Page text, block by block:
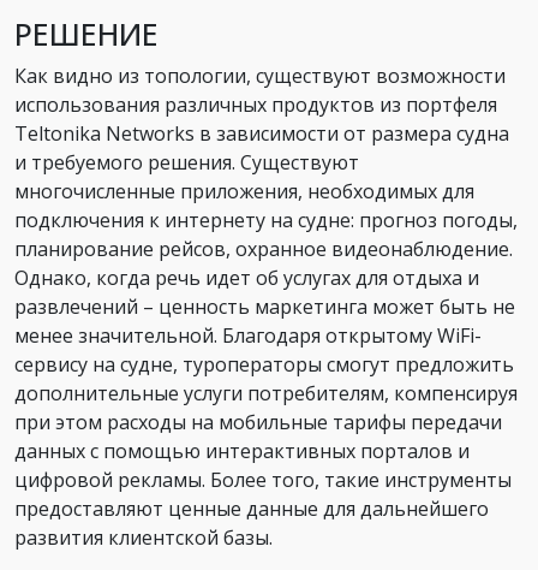
РЕШЕНИЕ
Как видно из топологии, существуют возможности
использования различных продуктов из портфеля
Teltonika Networks в зависимости от размера судна
и требуемого решения. Существуют
многочисленные приложения, необходимых для
подключения к интернету на судне: прогноз погоды,
планирование рейсов, охранное видеонаблюдение.
Однако, когда речь идет об услугах для отдыха и
развлечений – ценность маркетинга может быть не
менее значительной. Благодаря открытому WiFi-
сервису на судне, туроператоры смогут предложить
дополнительные услуги потребителям, компенсируя
при этом расходы на мобильные тарифы передачи
данных с помощью интерактивных порталов и
цифровой рекламы. Более того, такие инструменты
предоставляют ценные данные для дальнейшего
развития клиентской базы.